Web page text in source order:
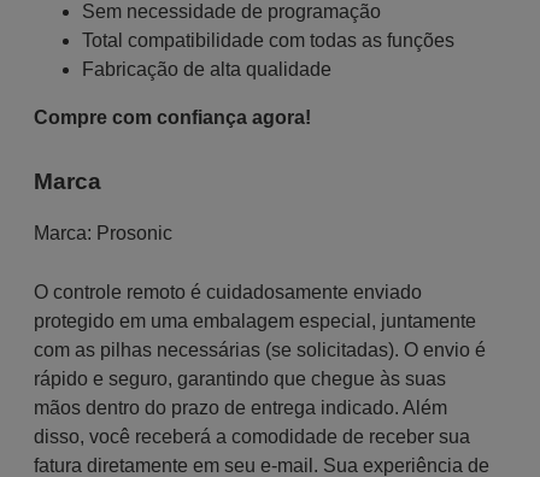
Sem necessidade de programação
Total compatibilidade com todas as funções
Fabricação de alta qualidade
Compre com confiança agora!
Marca
Marca: Prosonic
O controle remoto é cuidadosamente enviado
protegido em uma embalagem especial, juntamente
com as pilhas necessárias (se solicitadas). O envio é
rápido e seguro, garantindo que chegue às suas
mãos dentro do prazo de entrega indicado. Além
disso, você receberá a comodidade de receber sua
fatura diretamente em seu e-mail. Sua experiência de